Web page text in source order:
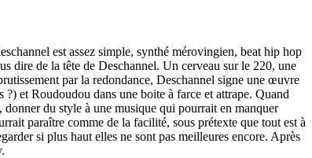
est assez simple, synthé mérovingien, beat hip hop
dire de la tête de Deschannel. Un cerveau sur le 220, une
par la redondance, Deschannel signe une œuvre
et Roudoudou dans une boite à farce et attrape. Quand
du style à une musique qui pourrait en manquer
paraître comme de la facilité, sous prétexte que tout est à
si plus haut elles ne sont pas meilleures encore. Après